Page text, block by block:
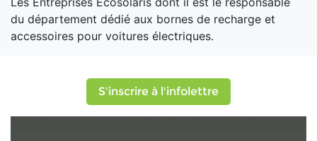
du département dédié aux bornes de recharge et
accessoires pour voitures électriques.
S'inscrire à l'infolettre